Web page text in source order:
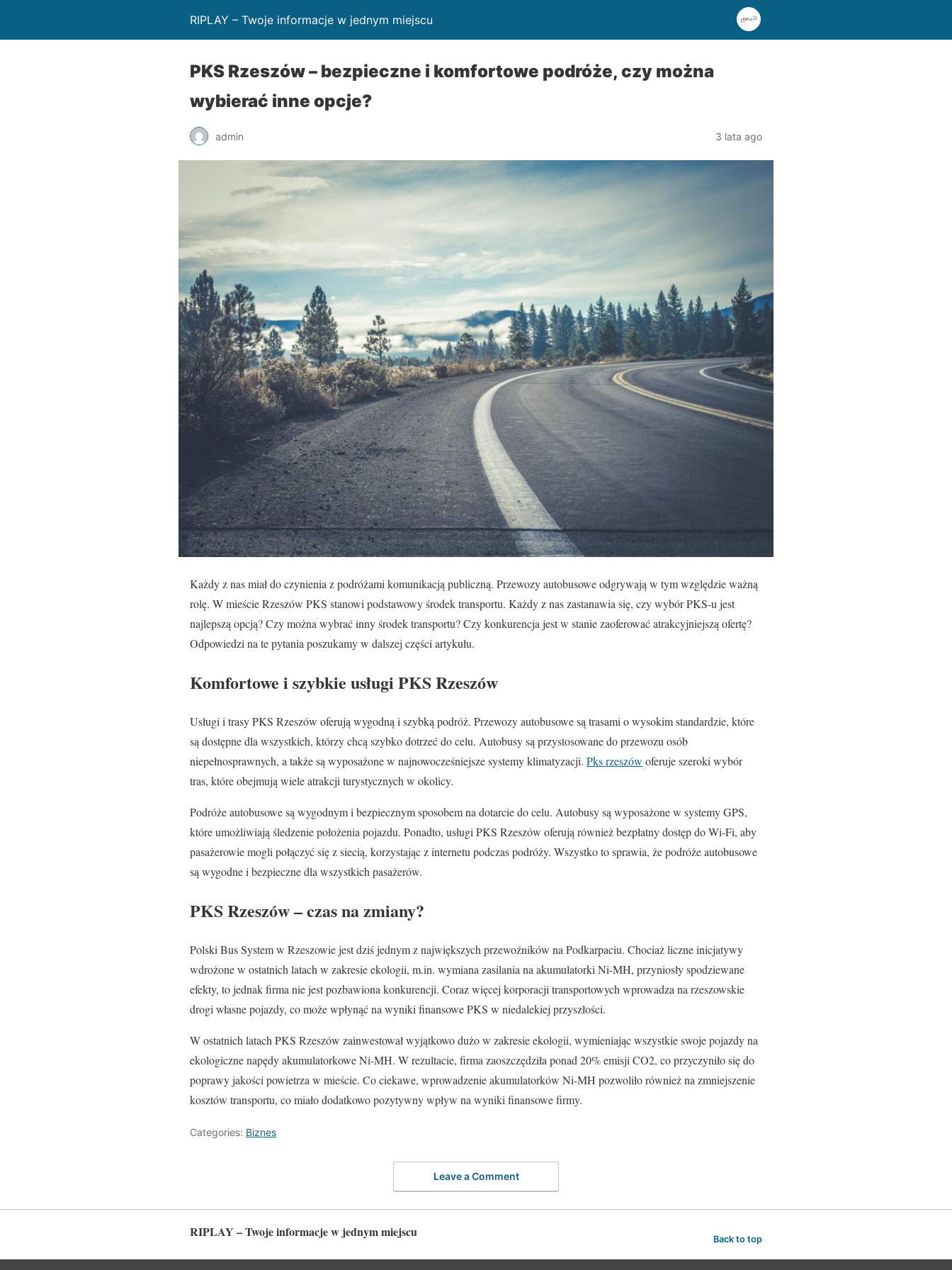
RIPLAY – Twoje informacje w jednym miejscu
PKS Rzeszów – bezpieczne i komfortowe podróże, czy można
wybierać inne opcje?
admin 3 lata ago
Każdy z nas miał do czynienia z podróżami komunikacją publiczną. Przewozy autobusowe odgrywają w tym względzie ważną
rolę. W mieście Rzeszów PKS stanowi podstawowy środek transportu. Każdy z nas zastanawia się, czy wybór PKS-u jest
najlepszą opcją? Czy można wybrać inny środek transportu? Czy konkurencja jest w stanie zaoferować atrakcyjniejszą ofertę?
Odpowiedzi na te pytania poszukamy w dalszej części artykułu.
Komfortowe i szybkie usługi PKS Rzeszów
Usługi i trasy PKS Rzeszów oferują wygodną i szybką podróż. Przewozy autobusowe są trasami o wysokim standardzie, które
są dostępne dla wszystkich, którzy chcą szybko dotrzeć do celu. Autobusy są przystosowane do przewozu osób
niepełnosprawnych, a także są wyposażone w najnowocześniejsze systemy klimatyzacji. Pks rzeszów oferuje szeroki wybór
tras, które obejmują wiele atrakcji turystycznych w okolicy.
Podróże autobusowe są wygodnym i bezpiecznym sposobem na dotarcie do celu. Autobusy są wyposażone w systemy GPS,
które umożliwiają śledzenie położenia pojazdu. Ponadto, usługi PKS Rzeszów oferują również bezpłatny dostęp do Wi-Fi, aby
pasażerowie mogli połączyć się z siecią, korzystając z internetu podczas podróży. Wszystko to sprawia, że podróże autobusowe
są wygodne i bezpieczne dla wszystkich pasażerów.
PKS Rzeszów – czas na zmiany?
Polski Bus System w Rzeszowie jest dziś jednym z największych przewoźników na Podkarpaciu. Chociaż liczne inicjatywy
wdrożone w ostatnich latach w zakresie ekologii, m.in. wymiana zasilania na akumulatorki Ni-MH, przyniosły spodziewane
efekty, to jednak firma nie jest pozbawiona konkurencji. Coraz więcej korporacji transportowych wprowadza na rzeszowskie
drogi własne pojazdy, co może wpłynąć na wyniki finansowe PKS w niedalekiej przyszłości.
W ostatnich latach PKS Rzeszów zainwestował wyjątkowo dużo w zakresie ekologii, wymieniając wszystkie swoje pojazdy na
ekologiczne napędy akumulatorkowe Ni-MH. W rezultacie, firma zaoszczędziła ponad 20% emisji CO2, co przyczyniło się do
poprawy jakości powietrza w mieście. Co ciekawe, wprowadzenie akumulatorków Ni-MH pozwoliło również na zmniejszenie
kosztów transportu, co miało dodatkowo pozytywny wpływ na wyniki finansowe firmy.
Categories: Biznes
Leave a Comment
RIPLAY – Twoje informacje w jednym miejscu Back to top